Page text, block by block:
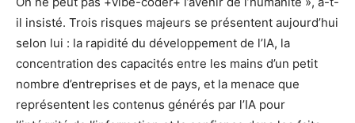
il insisté. Trois risques majeurs se présentent aujourd’hui
selon lui : la rapidité du développement de l’IA, la
concentration des capacités entre les mains d’un petit
nombre d’entreprises et de pays, et la menace que
représentent les contenus générés par l’IA pour